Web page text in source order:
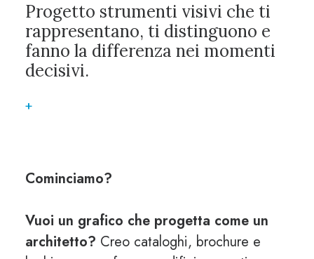
Progetto strumenti visivi che ti
rappresentano, ti distinguono e
fanno la differenza nei momenti
decisivi.
+
Cominciamo?
Vuoi un grafico che progetta come un
architetto? Creo cataloghi, brochure e